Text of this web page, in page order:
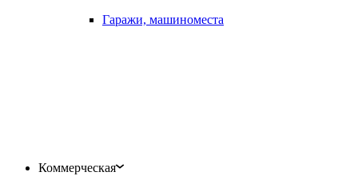
Гаражи, машиноместа
Коммерческая